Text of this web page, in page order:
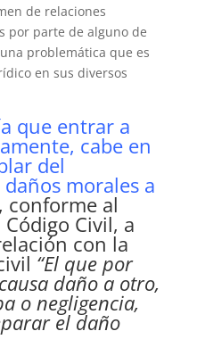
de relaciones
por parte de alguno de
problemática que es
en sus diversos
que entrar a
cabe en
del
morales a
, conforme al
Civil, a
con la
“El que por
daño a otro,
o negligencia,
el daño